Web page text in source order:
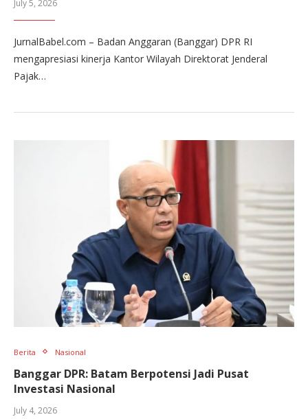
July 5, 2026
JurnalBabel.com – Badan Anggaran (Banggar) DPR RI
mengapresiasi kinerja Kantor Wilayah Direktorat Jenderal
Pajak…
Berita Nasional
Banggar DPR: Batam Berpotensi Jadi Pusat
Investasi Nasional
July 4, 2026